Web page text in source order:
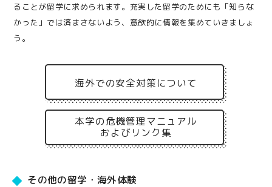
ることが留学に求められます。充実した留学のためにも「知らな
かった」では済まさないよう、意欲的に情報を集めていきましょ
う。
海外での安全対策について
本学の危機管理マニュアル
およびリンク集
その他の留学・海外体験